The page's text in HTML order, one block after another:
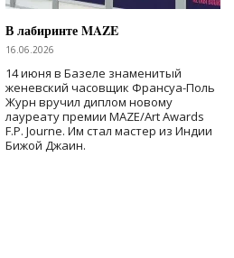
В лабиринте MAZE
16.06.2026
14 июня в Базеле знаменитый
женевский часовщик Франсуа-Поль
Журн вручил диплом новому
лауреату премии MAZE/Art Awards
F.P. Journe. Им стал мастер из Индии
Бижой Джаин.